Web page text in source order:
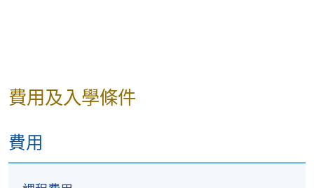
費用及入學條件
費用